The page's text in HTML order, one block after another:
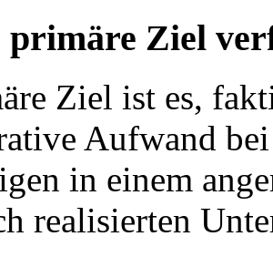
primäre Ziel
Ziel ist es,
Aufwand
in einem
realisierten